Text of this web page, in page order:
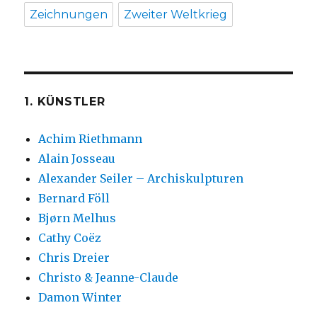
Zeichnungen Zweiter Weltkrieg
1. KÜNSTLER
Achim Riethmann
Alain Josseau
Alexander Seiler – Archiskulpturen
Bernard Föll
Bjørn Melhus
Cathy Coëz
Chris Dreier
Christo & Jeanne-Claude
Damon Winter